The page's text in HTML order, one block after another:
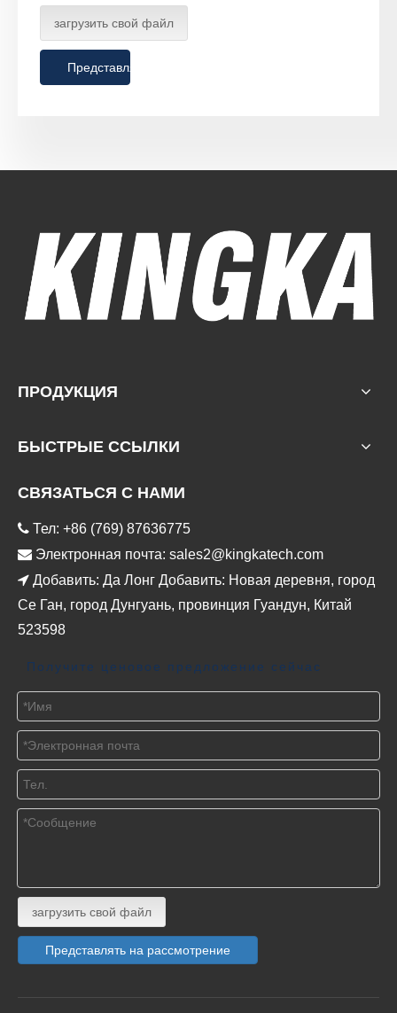
загрузить свой файл
Представлять на рассмотрение
ПРОДУКЦИЯ
БЫСТРЫЕ ССЫЛКИ
СВЯЗАТЬСЯ С НАМИ
 Тел: +86 (769) 87636775
 Электронная почта: sales2@kingkatech.com
 Добавить: Да Лонг Добавить: Новая деревня, город
Се Ган, город Дунгуань, провинция Гуандун, Китай
523598
Получите ценовое предложение сейчас
загрузить свой файл
Представлять на рассмотрение